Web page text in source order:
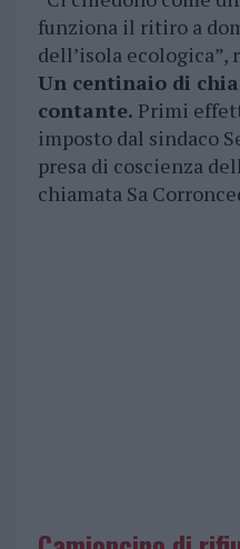
funziona il ritiro a
dell’isola
Un centinaio di
contante. Primi
imposto dal sindaco
presa di coscienza
chiamata Sa